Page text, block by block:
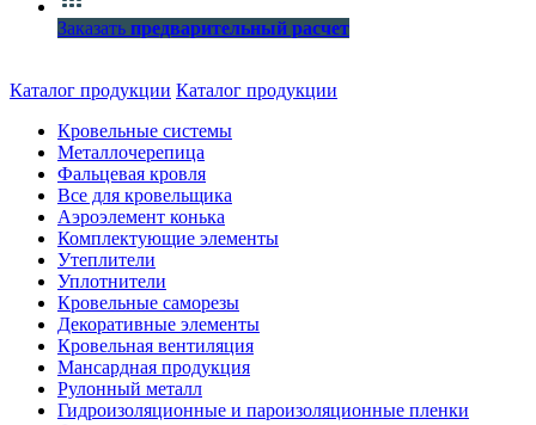
Заказать предварительный расчет
Каталог продукции Каталог продукции
Кровельные системы
Металлочерепица
Фальцевая кровля
Все для кровельщика
Аэроэлемент конька
Комплектующие элементы
Утеплители
Уплотнители
Кровельные саморезы
Декоративные элементы
Кровельная вентиляция
Мансардная продукция
Рулонный металл
Гидроизоляционные и пароизоляционные пленки